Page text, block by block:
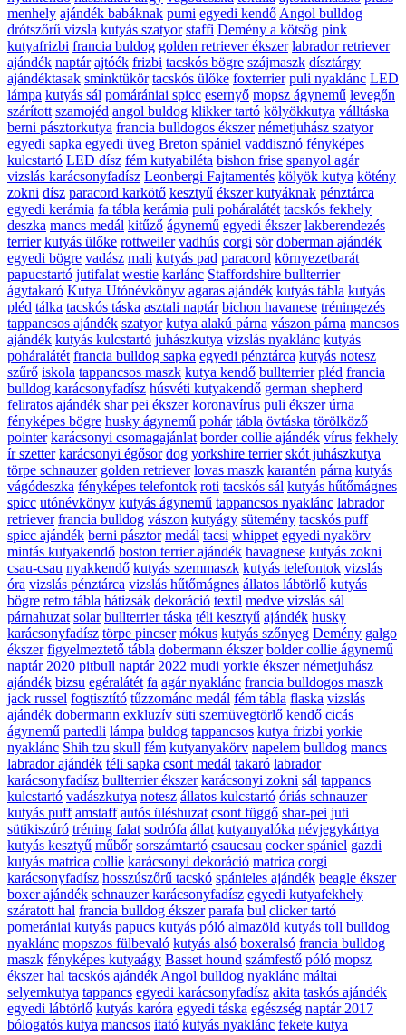
menhely ajándék babáknak pumi egyedi kendő Angol bulldog
drótszőrű vizsla kutyás szatyor staffi Demény a kötsög pink
kutyafrizbi francia buldog golden retriever ékszer labrador retriever
ajándék naptár ajtóék frizbi tacskós bögre szájmaszk dísztárgy
ajándéktasak sminktükör tacskós ülőke foxterrier puli nyaklánc LED
lámpa kutyás sál pomárániai spicc esernyő mopsz ágynemű levegőn
szárított szamojéd angol buldog klikker tartó kölyökkutya válltáska
berni pásztorkutya francia bulldogos ékszer németjuhász szatyor
egyedi sapka egyedi üveg Breton spániel vaddisznó fényképes
kulcstartó LED dísz fém kutyabiléta bishon frise spanyol agár
vizslás karácsonyfadísz Leonbergi Fajtamentés kölyök kutya kötény
zokni dísz paracord karkötő kesztyű ékszer kutyáknak pénztárca
egyedi kerámia fa tábla kerámia puli poháralátét tacskós fekhely
deszka mancs medál kitűző ágynemű egyedi ékszer lakberendezés
terrier kutyás ülőke rottweiler vadhús corgi sör doberman ajándék
egyedi bögre vadász mali kutyás pad paracord környezetbarát
papucstartó jutifalat westie karlánc Staffordshire bullterrier
ágytakaró Kutya Utónévkönyv agaras ajándék kutyás tábla kutyás
pléd tálka tacskós táska asztali naptár bichon havanese tréningezés
tappancsos ajándék szatyor kutya alakú párna vászon párna mancsos
ajándék kutyás kulcstartó juhászkutya vizslás nyaklánc kutyás
poháralátét francia bulldog sapka egyedi pénztárca kutyás notesz
szűrő iskola tappancsos maszk kutya kendő bullterrier pléd francia
bulldog karácsonyfadísz húsvéti kutyakendő german shepherd
feliratos ajándék shar pei ékszer koronavírus puli ékszer úrna
fényképes bögre husky ágynemű pohár tábla övtáska törölköző
pointer karácsonyi csomagajánlat border collie ajándék vírus fekhely
ír szetter karácsonyi égősor dog yorkshire terrier skót juhászkutya
törpe schnauzer golden retriever lovas maszk karantén párna kutyás
vágódeszka fényképes telefontok roti tacskós sál kutyás hűtőmágnes
spicc utónévkönyv kutyás ágynemű tappancsos nyaklánc labrador
retriever francia bulldog vászon kutyágy sütemény tacskós puff
spicc ajándék berni pásztor medál tacsi whippet egyedi nyakörv
mintás kutyakendő boston terrier ajándék havagnese kutyás zokni
csau-csau nyakkendő kutyás szemmaszk kutyás telefontok vizslás
óra vizslás pénztárca vizslás hűtőmágnes állatos lábtörlő kutyás
bögre retro tábla hátizsák dekoráció textil medve vizslás sál
párnahuzat solar bullterrier táska téli kesztyű ajándék husky
karácsonyfadísz törpe pincser mókus kutyás szőnyeg Demény galgo
ékszer figyelmeztető tábla dobermann ékszer bolder collie ágynemű
naptár 2020 pitbull naptár 2022 mudi yorkie ékszer németjuhász
ajándék bizsu egéralátét fa agár nyaklánc francia bulldogos maszk
jack russel fogtisztító tűzzománc medál fém tábla flaska vizslás
ajándék dobermann exkluzív süti szemüvegtörlő kendő cicás
ágynemű partedli lámpa buldog tappancsos kutya frizbi yorkie
nyaklánc Shih tzu skull fém kutyanyakörv napelem bulldog mancs
labrador ajándék téli sapka csont medál takaró labrador
karácsonyfadísz bullterrier ékszer karácsonyi zokni sál tappancs
kulcstartó vadászkutya notesz állatos kulcstartó óriás schnauzer
kutyás puff amstaff autós üléshuzat csont függő shar-pei juti
sütikiszúró tréning falat sodrófa állat kutyanyalóka névjegykártya
kutyás kesztyű műbőr sorszámtartó csaucsau cocker spániel gazdi
kutyás matrica collie karácsonyi dekoráció matrica corgi
karácsonyfadísz hosszúszőrű tacskó spánieles ajándék beagle ékszer
boxer ajándék schnauzer karácsonyfadísz egyedi kutyafekhely
száratott hal francia bulldog ékszer parafa bul clicker tartó
pomerániai kutyás papucs kutyás póló almazöld kutyás toll bulldog
nyaklánc mopszos fülbevaló kutyás alsó boxeralsó francia bulldog
maszk fényképes kutyaágy Basset hound számfestő póló mopsz
ékszer hal tacskós ajándék Angol bulldog nyaklánc máltai
selyemkutya tappancs egyedi karácsonyfadísz akita taskós ajándék
egyedi lábtörlő kutyás karóra egyedi táska egészség naptár 2017
bólogatós kutya mancsos itató kutyás nyaklánc fekete kutya